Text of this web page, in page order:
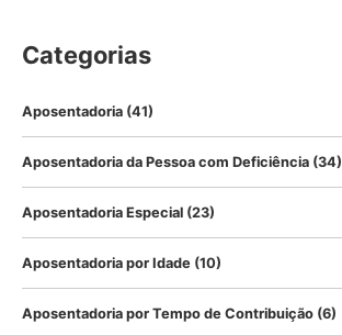
Categorias
Aposentadoria (41)
Aposentadoria da Pessoa com Deficiência (34)
Aposentadoria Especial (23)
Aposentadoria por Idade (10)
Aposentadoria por Tempo de Contribuição (6)